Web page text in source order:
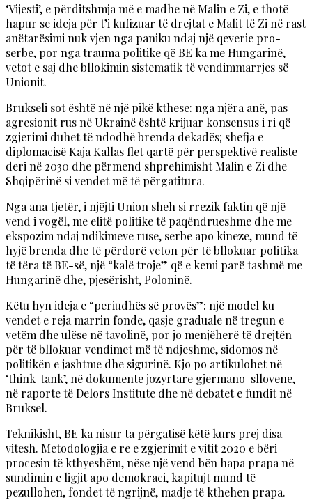
‘Vijesti’, e përditshmja më e madhe në Malin e Zi, e thotë
hapur se ideja për t’i kufizuar të drejtat e Malit të Zi në rast
anëtarësimi nuk vjen nga paniku ndaj një qeverie pro-
serbe, por nga trauma politike që BE ka me Hungarinë,
vetot e saj dhe bllokimin sistematik të vendimmarrjes së
Unionit.
Brukseli sot është në një pikë kthese: nga njëra anë, pas
agresionit rus në Ukrainë është krijuar konsensus i ri që
zgjerimi duhet të ndodhë brenda dekadës; shefja e
diplomacisë Kaja Kallas flet qartë për perspektivë realiste
deri në 2030 dhe përmend shprehimisht Malin e Zi dhe
Shqipërinë si vendet më të përgatitura.
Nga ana tjetër, i njëjti Union sheh si rrezik faktin që një
vend i vogël, me elitë politike të paqëndrueshme dhe me
ekspozim ndaj ndikimeve ruse, serbe apo kineze, mund të
hyjë brenda dhe të përdorë veton për të bllokuar politika
të tëra të BE-së, një “kalë troje” që e kemi parë tashmë me
Hungarinë dhe, pjesërisht, Poloninë.
Këtu hyn ideja e “periudhës së provës”: një model ku
vendet e reja marrin fonde, qasje graduale në tregun e
vetëm dhe ulëse në tavolinë, por jo menjëherë të drejtën
për të bllokuar vendimet më të ndjeshme, sidomos në
politikën e jashtme dhe sigurinë. Kjo po artikulohet në
‘think-tank’, në dokumente jozyrtare gjermano-sllovene,
në raporte të Delors Institute dhe në debatet e fundit në
Bruksel.
Teknikisht, BE ka nisur ta përgatisë këtë kurs prej disa
vitesh. Metodologjia e re e zgjerimit e vitit 2020 e bëri
procesin të kthyeshëm, nëse një vend bën hapa prapa në
sundimin e ligjit apo demokraci, kapitujt mund të
pezullohen, fondet të ngrijnë, madje të kthehen prapa.